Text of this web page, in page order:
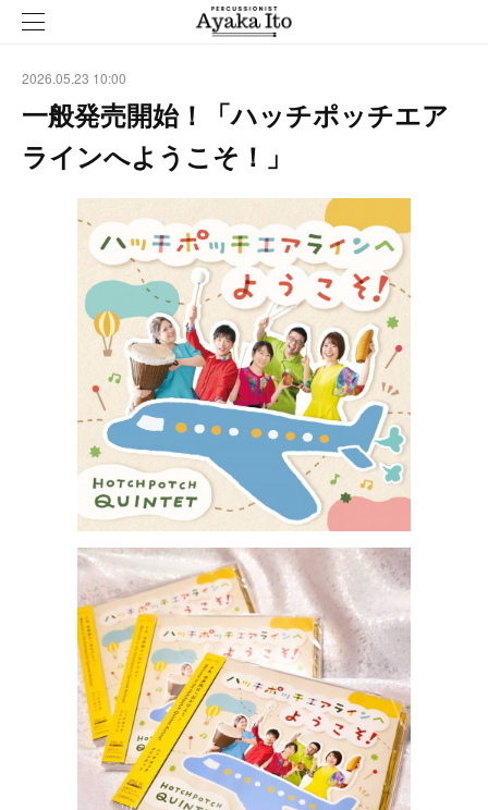
2026.05.23 10:00
一般発売開始！「ハッチポッチエア
ラインへようこそ！」